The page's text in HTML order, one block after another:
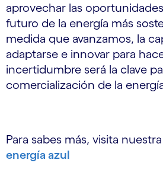
aprovechar las
futuro de la energía más
medida que avanzamos, la
adaptarse e innovar para
incertidumbre será la clave
comercialización de la
Para sabes más, visita
energía azul